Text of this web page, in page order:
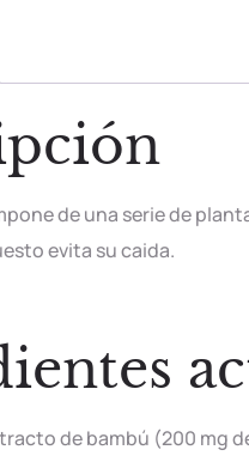
de una serie de
evita su caida.
de bambú (200 mg